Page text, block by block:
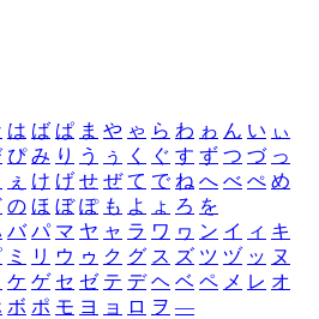
は ば ぱ ま や ゃ ら わ ゎ ん い ぃ
ぴ み り う ぅ く ぐ す ず つ づ っ
ぇ け げ せ ぜ て で ね へ べ ぺ め
の ほ ぼ ぽ も よ ょ ろ を
バ パ マ ヤ ャ ラ ワ ヮ ン イ ィ キ
ミ リ ウ ゥ ク グ ス ズ ツ ヅ ッ ヌ
ケ ゲ セ ゼ テ デ ヘ ベ ペ メ レ オ
ボ ポ モ ヨ ョ ロ ヲ ―